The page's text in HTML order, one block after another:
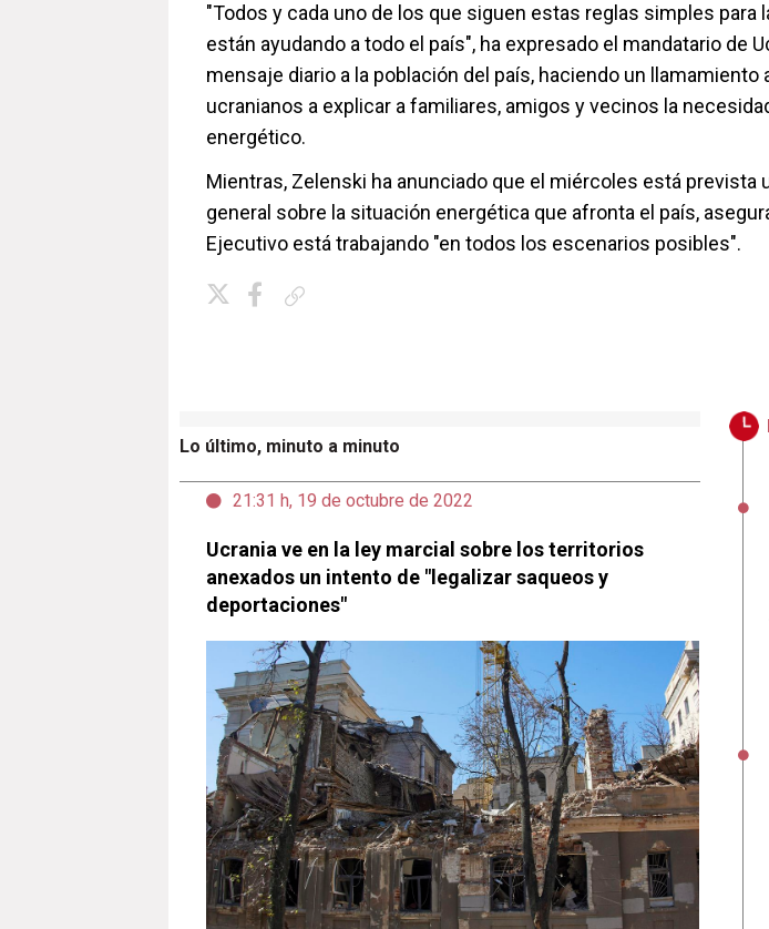
"Todos y cada uno de los que siguen estas reglas simples para
están ayudando a todo el país", ha expresado el mandatario de
mensaje diario a la población del país, haciendo un llamamiento
ucranianos a explicar a familiares, amigos y vecinos la
energético.
Mientras, Zelenski ha anunciado que el miércoles está prevista
general sobre la situación energética que afronta el país,
Ejecutivo está trabajando "en todos los escenarios posibles".
Lo último, minuto a minuto
21:31 h, 19 de octubre de 2022
Ucrania ve en la ley marcial sobre los territorios
anexados un intento de "legalizar saqueos y
deportaciones"